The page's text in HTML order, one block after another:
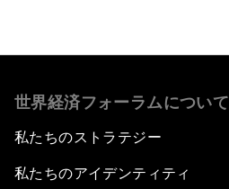
世界経済フォーラムについて
私たちのストラテジー
私たちのアイデンティティ